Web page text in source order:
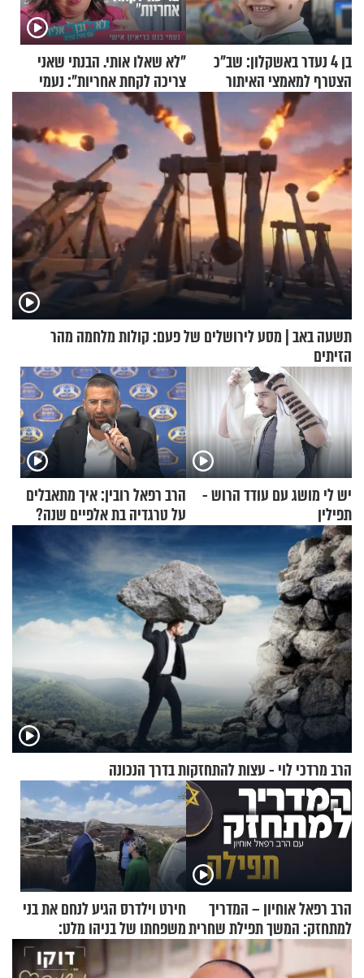
בן 4 נעדר באשקלון: שב"כ
הצטרף למאמצי האיתור
"לא שאלו אותי. הבנתי שאני
צריכה לקחת אחריות": נעמי
בנט בריאיון אישי
תשעה באב | מסע לירושלים של פעם: קולות מלחמה מהר
הזיתים
יש לי מושג עם עודד הרוש -
תפילין
הרב רפאל רובין: איך מתאבלים
על טרגדיה בת אלפיים שנה?
הרב מרדכי לוי - עצות להתחזקות בדרך הנכונה
הרב רפאל אוחיון – המדריך
למתחזק: המשך תפילת שחרית
מאשרי ועד עלינו
חירט וילדרס הגיע לנחם את בני
משפחתו של בניהו מלט:
"מיליונים באירופה תומכים
בכם"